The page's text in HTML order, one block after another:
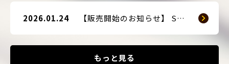
もっと見る
2026.01.24 【販売開始のお知らせ】 SMART BLOCKER 2nd-Edition Plus